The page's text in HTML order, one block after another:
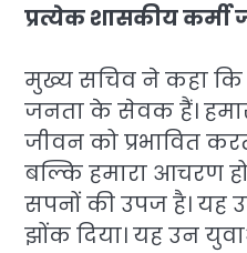
प्रत्येक शासकीय
मुख्य सचिव ने कहा कि
जनता के सेवक हैं।
जीवन को प्रभावित
बल्कि हमारा आचरण
सपनों की उपज है। यह
झोंक दिया। यह उन